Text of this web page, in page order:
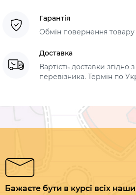
Гарантія
Обмін повернення товару
Доставка
Вартість доставки згідно
перевізника. Термін по
Бажаєте бути в курсі всіх